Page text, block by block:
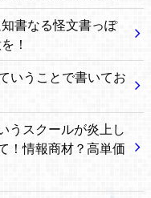
書なる怪文書っぽ
！
いうことで書いてお
うスクールが炎上し
！情報商材？高単価